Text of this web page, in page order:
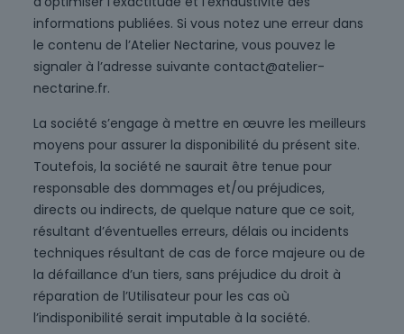
informations publiées. Si vous notez une erreur dans
le contenu de l’Atelier Nectarine, vous pouvez le
signaler à l’adresse suivante contact@atelier-
nectarine.fr.
La société s’engage à mettre en œuvre les meilleurs
moyens pour assurer la disponibilité du présent site.
Toutefois, la société ne saurait être tenue pour
responsable des dommages et/ou préjudices,
directs ou indirects, de quelque nature que ce soit,
résultant d’éventuelles erreurs, délais ou incidents
techniques résultant de cas de force majeure ou de
la défaillance d’un tiers, sans préjudice du droit à
réparation de l’Utilisateur pour les cas où
l’indisponibilité serait imputable à la société.